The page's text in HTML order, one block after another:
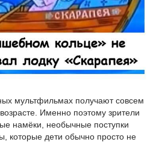
мультфильмах получают совсем
Именно поэтому зрители
намёки, необычные поступки
которые дети обычно просто не